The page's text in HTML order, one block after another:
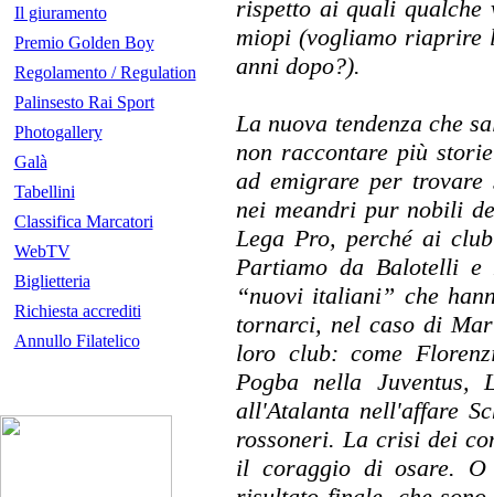
Il giuramento
Premio Golden Boy
Regolamento / Regulation
Palinsesto Rai Sport
Photogallery
Galà
Tabellini
Classifica Marcatori
WebTV
Biglietteria
Richiesta accrediti
Annullo Filatelico
rispetto ai quali
miopi (vogliamo riaprire
anni dopo?).
La nuova tendenza che
non raccontare più
ad emigrare per trovare
nei meandri pur nobili
Lega Pro, perché ai
Partiamo da Balotelli
“nuovi italiani” che
tornarci, nel caso di
loro club: come
Pogba nella Juventus,
all'Atalanta nell'affare
rossoneri. La crisi dei
il coraggio di osare.